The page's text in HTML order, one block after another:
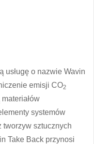
usługę o nazwie Wavin
emisji CO2
systemów
tworzyw sztucznych
Take Back przynosi